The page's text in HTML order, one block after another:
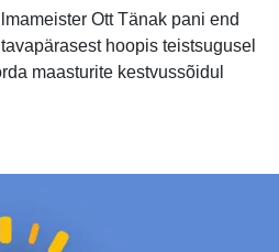
Ott Tänak pani end
hoopis teistsugusel
maasturite kestvussõidul